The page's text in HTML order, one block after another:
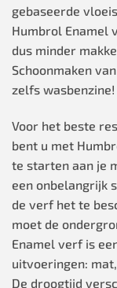
gebaseerde
Humbrol Enamel
dus minder
Schoonmaken
zelfs wasbenzine!
Voor het beste
bent u met
te starten aan je
een onbelangrijk
de verf het te
moet de
Enamel verf is
uitvoeringen:
De droogtijd